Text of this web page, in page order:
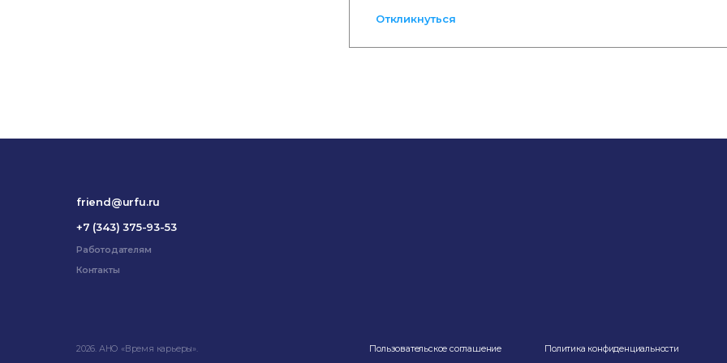
Откликнуться
friend@urfu.ru
+7 (343) 375-93-53
Работодателям
Контакты
2026. АНО «Время карьеры». Пользовательское соглашение Политика конфиденциальности